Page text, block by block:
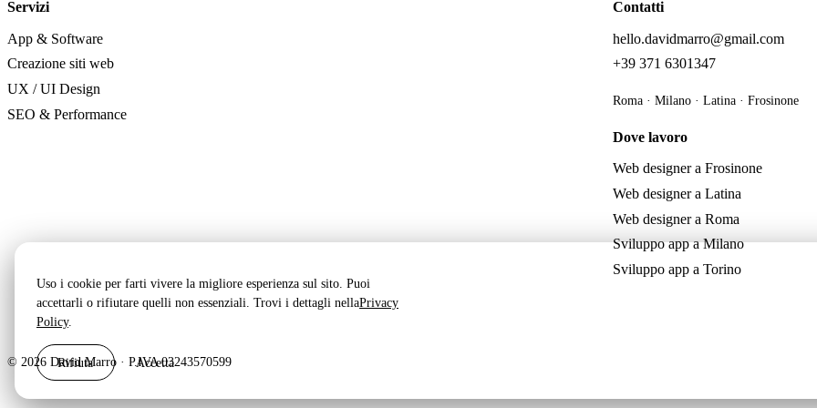
Servizi
App & Software
Creazione siti web
UX / UI Design
SEO & Performance
Contatti
hello.davidmarro@gmail.com
+39 371 6301347
Roma · Milano · Latina · Frosinone
Dove lavoro
Web designer a Frosinone
Web designer a Latina
Web designer a Roma
Sviluppo app a Milano
Sviluppo app a Torino
© 2026 David Marro · P.IVA 03243570599
Uso i cookie per farti vivere la migliore esperienza sul sito. Puoi
accettarli o rifiutare quelli non essenziali. Trovi i dettagli nellaPrivacy
Policy.
Rifiuta Accetta